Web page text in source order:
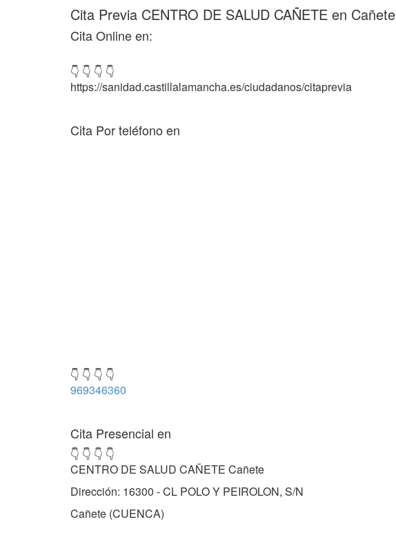
Cita Previa CENTRO DE SALUD CAÑETE en Cañete
Cita Online en:
👇 👇 👇 👇
https://sanidad.castillalamancha.es/ciudadanos/citaprevia
Cita Por teléfono en
👇 👇 👇 👇
969346360
Cita Presencial en
👇 👇 👇 👇
CENTRO DE SALUD CAÑETE Cañete
Dirección: 16300 - CL POLO Y PEIROLON, S/N
Cañete (CUENCA)